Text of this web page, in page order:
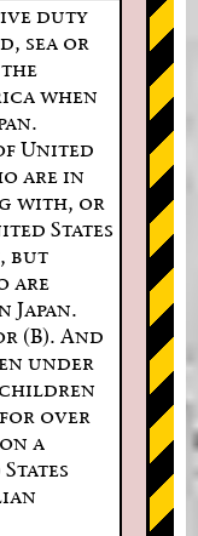
duty
sea or
when
United
are in
with, or
States
but
are
(B). And
under
children
for over
a